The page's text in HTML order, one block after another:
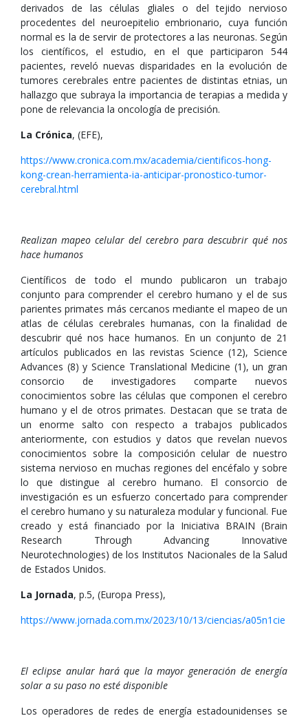
derivados de las células gliales o del tejido nervioso
procedentes del neuroepitelio embrionario, cuya función
normal es la de servir de protectores a las neuronas. Según
los científicos, el estudio, en el que participaron 544
pacientes, reveló nuevas disparidades en la evolución de
tumores cerebrales entre pacientes de distintas etnias, un
hallazgo que subraya la importancia de terapias a medida y
pone de relevancia la oncología de precisión.
La Crónica, (EFE),
https://www.cronica.com.mx/academia/cientificos-hong-
kong-crean-herramienta-ia-anticipar-pronostico-tumor-
cerebral.html
Realizan mapeo celular del cerebro para descubrir qué nos
hace humanos
Científicos de todo el mundo publicaron un trabajo
conjunto para comprender el cerebro humano y el de sus
parientes primates más cercanos mediante el mapeo de un
atlas de células cerebrales humanas, con la finalidad de
descubrir qué nos hace humanos. En un conjunto de 21
artículos publicados en las revistas Science (12), Science
Advances (8) y Science Translational Medicine (1), un gran
consorcio de investigadores comparte nuevos
conocimientos sobre las células que componen el cerebro
humano y el de otros primates. Destacan que se trata de
un enorme salto con respecto a trabajos publicados
anteriormente, con estudios y datos que revelan nuevos
conocimientos sobre la composición celular de nuestro
sistema nervioso en muchas regiones del encéfalo y sobre
lo que distingue al cerebro humano. El consorcio de
investigación es un esfuerzo concertado para comprender
el cerebro humano y su naturaleza modular y funcional. Fue
creado y está financiado por la Iniciativa BRAIN (Brain
Research Through Advancing Innovative
Neurotechnologies) de los Institutos Nacionales de la Salud
de Estados Unidos.
La Jornada, p.5, (Europa Press),
https://www.jornada.com.mx/2023/10/13/ciencias/a05n1cie
El eclipse anular hará que la mayor generación de energía
solar a su paso no esté disponible
Los operadores de redes de energía estadounidenses se